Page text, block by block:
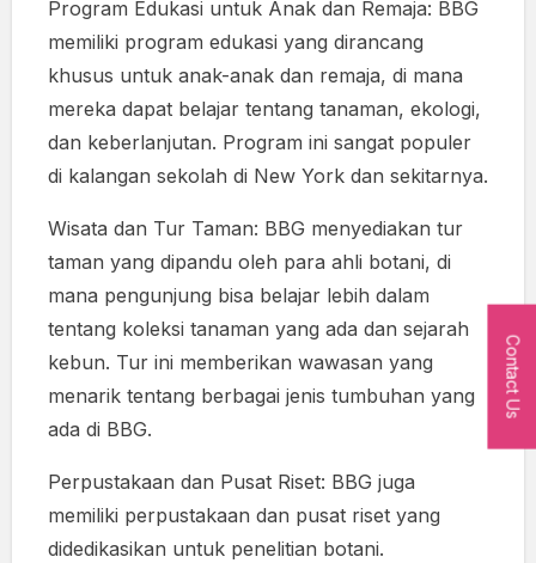
Program Edukasi untuk Anak dan Remaja: BBG
memiliki program edukasi yang dirancang
khusus untuk anak-anak dan remaja, di mana
mereka dapat belajar tentang tanaman, ekologi,
dan keberlanjutan. Program ini sangat populer
di kalangan sekolah di New York dan sekitarnya.
Wisata dan Tur Taman: BBG menyediakan tur
taman yang dipandu oleh para ahli botani, di
mana pengunjung bisa belajar lebih dalam
tentang koleksi tanaman yang ada dan sejarah
kebun. Tur ini memberikan wawasan yang
menarik tentang berbagai jenis tumbuhan yang
ada di BBG.
Perpustakaan dan Pusat Riset: BBG juga
memiliki perpustakaan dan pusat riset yang
didedikasikan untuk penelitian botani.
Contact Us